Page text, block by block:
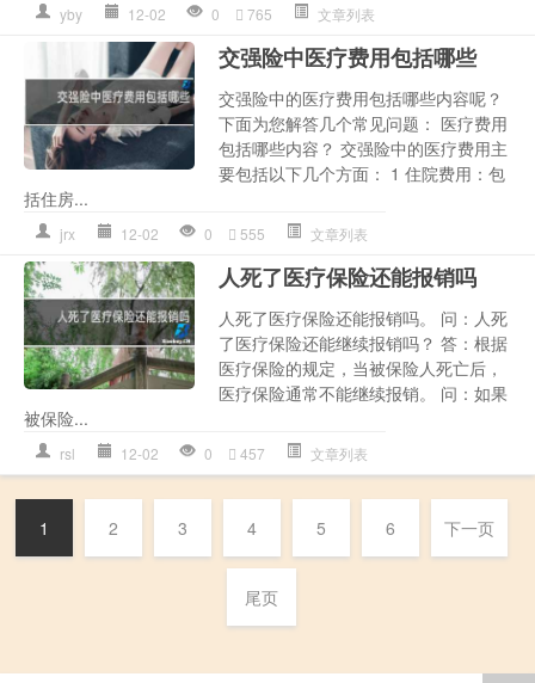
yby 12-02 0 765 文章列表
交强险中医疗费用包括哪些
交强险中的医疗费用包括哪些内容呢？
下面为您解答几个常见问题： 医疗费用
包括哪些内容？ 交强险中的医疗费用主
要包括以下几个方面： 1 住院费用：包
括住房...
jrx 12-02 0 555 文章列表
人死了医疗保险还能报销吗
人死了医疗保险还能报销吗。 问：人死
了医疗保险还能继续报销吗？ 答：根据
医疗保险的规定，当被保险人死亡后，
医疗保险通常不能继续报销。 问：如果
被保险...
rsl 12-02 0 457 文章列表
1 2 3 4 5 6 下一页
尾页